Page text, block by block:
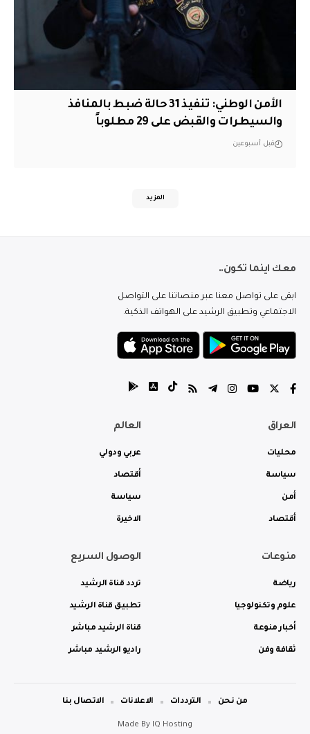
الأمن الوطني: تنفيذ 31 حالة ضبط بالمنافذ
والسيطرات والقبض على 29 مطلوباً
قبل أسبوعين
المزيد
معك اينما تكون..
ابقى على تواصل معنا عبر منصاتنا على التواصل
الاجتماعي وتطبيق الرشيد على الهواتف الذكية.
العراق
محليات
سياسة
أمن
أقتصاد
العالم
عربي ودولي
أقتصاد
سياسة
الاخيرة
منوعات
رياضة
علوم وتكنولوجيا
أخبار منوعة
ثقافة وفن
الوصول السريع
تردد قناة الرشيد
تطبيق قناة الرشيد
قناة الرشيد مباشر
راديو الرشيد مباشر
Made By IQ Hosting
من نحن الترددات الاعلانات الاتصال بنا